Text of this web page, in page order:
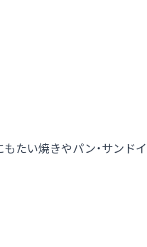
たい焼きやパン・サンド